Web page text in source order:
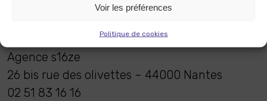
Voir les préférences
Politique de cookies
Agence s16ze
26 bis rue des olivettes – 44000 Nantes
02 51 83 16 16